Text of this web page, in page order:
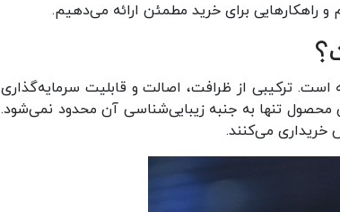
و راهکارهایی برای خرید مطمئن ارائه می‌دهیم.
است. ترکیبی از ظرافت، اصالت و قابلیت سرمایه‌گذاری
محصول تنها به جنبه زیبایی‌شناسی آن محدود نمی‌شود.
خریداری می‌کنند.